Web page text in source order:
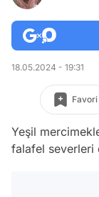
18.05.2024 - 19:31
Favori
Yeşil
falafel severleri